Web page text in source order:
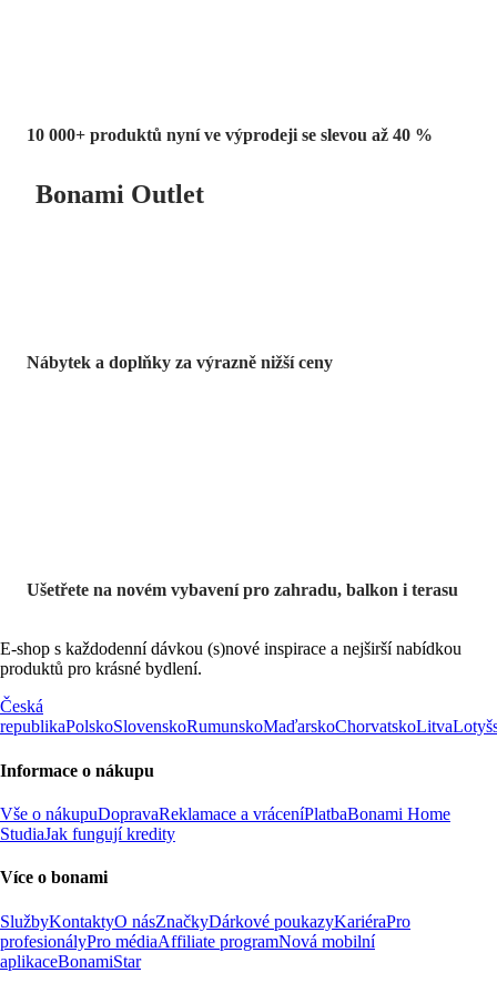
10 000+ produktů nyní ve výprodeji se slevou až 40 %
Bonami Outlet
Nábytek a doplňky za výrazně nižší ceny
Ušetřete na novém vybavení pro zahradu, balkon i terasu
E-shop s každodenní dávkou (s)nové inspirace a nejširší nabídkou
produktů pro krásné bydlení.
Česká
republikaPolskoSlovenskoRumunskoMaďarskoChorvatskoLitva
Informace o nákupu
Vše o nákupuDopravaReklamace a vráceníPlatbaBonami Home
StudiaJak fungují kredity
Více o bonami
SlužbyKontaktyO násZnačkyDárkové poukazyKariéraPro
profesionályPro médiaAffiliate programNová mobilní
aplikaceBonamiStar